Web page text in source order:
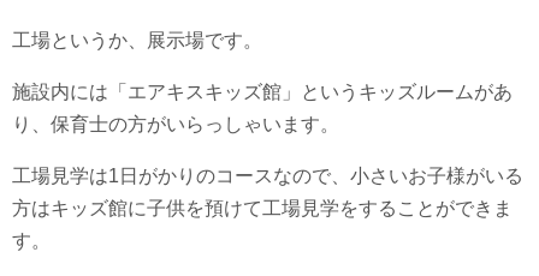
工場というか、展示場です。
施設内には「エアキスキッズ館」というキッズルームがあ
り、保育士の方がいらっしゃいます。
工場見学は1日がかりのコースなので、小さいお子様がいる
方はキッズ館に子供を預けて工場見学をすることができま
す。